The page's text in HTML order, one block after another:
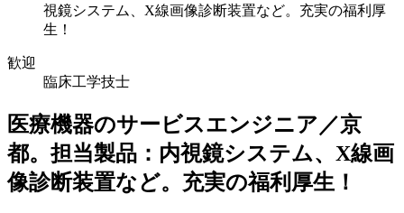
視鏡システム、X線画像診断装置など。充実の福利厚
生！
歓迎
臨床工学技士
医療機器のサービスエンジニア／京
都。担当製品：内視鏡システム、X線画
像診断装置など。充実の福利厚生！